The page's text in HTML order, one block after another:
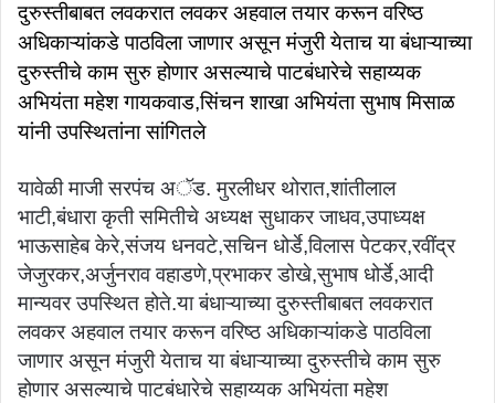
दुरुस्तीबाबत लवकरात लवकर अहवाल तयार करून वरिष्ठ
अधिकाऱ्यांकडे पाठविला जाणार असून मंजुरी येताच या बंधाऱ्याच्या
दुरुस्तीचे काम सुरु होणार असल्याचे पाटबंधारेचे सहाय्यक
अभियंता महेश गायकवाड,सिंचन शाखा अभियंता सुभाष मिसाळ
यांनी उपस्थितांना सांगितले
यावेळी माजी सरपंच अॅड. मुरलीधर थोरात,शांतीलाल
भाटी,बंधारा कृती समितीचे अध्यक्ष सुधाकर जाधव,उपाध्यक्ष
भाऊसाहेब केरे,संजय धनवटे,सचिन धोर्डे,विलास पेटकर,रवींद्र
जेजुरकर,अर्जुनराव वहाडणे,प्रभाकर डोखे,सुभाष धोर्डे,आदी
मान्यवर उपस्थित होते.या बंधाऱ्याच्या दुरुस्तीबाबत लवकरात
लवकर अहवाल तयार करून वरिष्ठ अधिकाऱ्यांकडे पाठविला
जाणार असून मंजुरी येताच या बंधाऱ्याच्या दुरुस्तीचे काम सुरु
होणार असल्याचे पाटबंधारेचे सहाय्यक अभियंता महेश